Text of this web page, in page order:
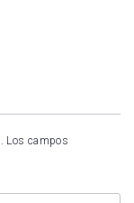
Los campos